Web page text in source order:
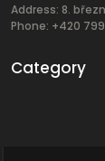
Address: 8.
Phone: +420
Category